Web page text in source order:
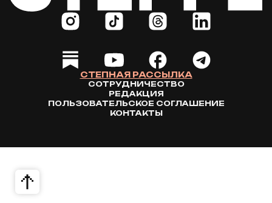
СТЕПНАЯ РАССЫЛКА
СОТРУДНИЧЕСТВО
РЕДАКЦИЯ
ПОЛЬЗОВАТЕЛЬСКОЕ СОГЛАШЕНИЕ
КОНТАКТЫ